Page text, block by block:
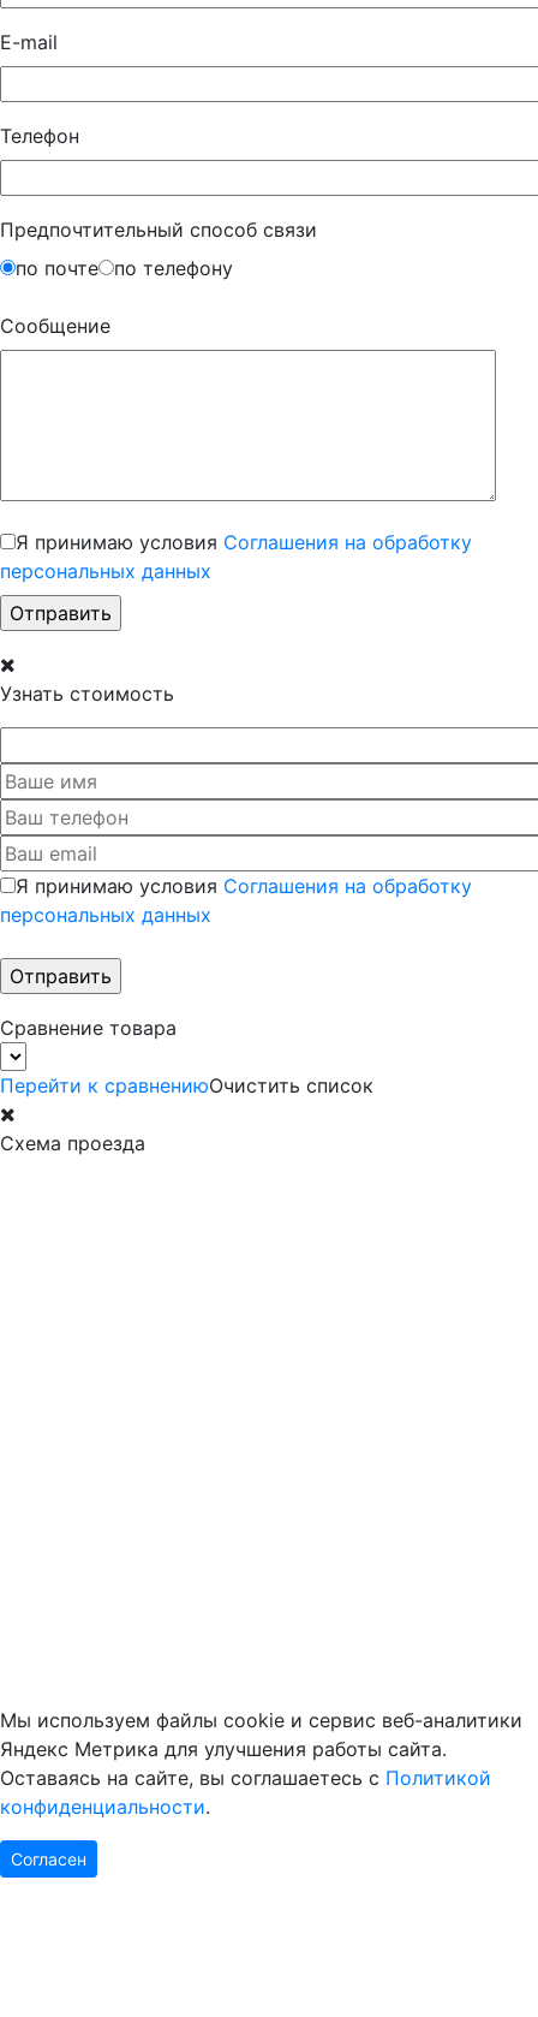
E-mail
Телефон
Предпочтительный способ связи
по почте
по телефону
Сообщение
Я принимаю условия Соглашения на обработку
персональных данных
Узнать стоимость
Я принимаю условия Соглашения на обработку
персональных данных
Сравнение товара
Перейти к сравнениюОчистить список
Схема проезда
Мы используем файлы cookie и сервис веб-аналитики
Яндекс Метрика для улучшения работы сайта.
Оставаясь на сайте, вы соглашаетесь с Политикой
конфиденциальности.
Согласен